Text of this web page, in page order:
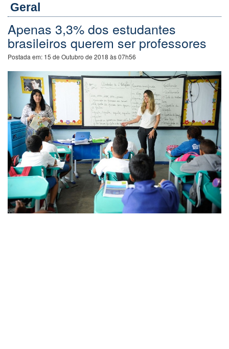
Geral
Apenas 3,3% dos estudantes
brasileiros querem ser professores
Postada em: 15 de Outubro de 2018 às 07h56